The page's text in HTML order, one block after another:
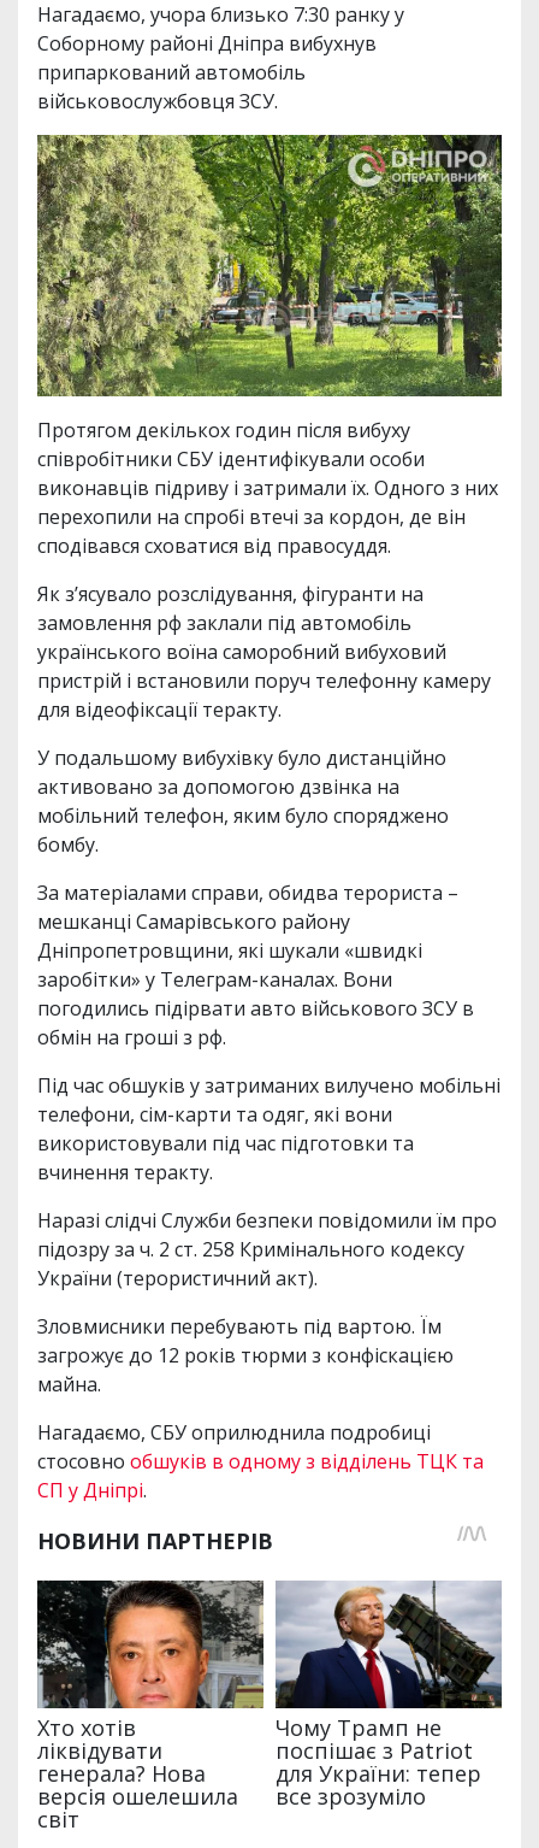
Нагадаємо, учора близько 7:30 ранку у
Соборному районі Дніпра вибухнув
припаркований автомобіль
військовослужбовця ЗСУ.
Протягом декількох годин після вибуху
співробітники СБУ ідентифікували особи
виконавців підриву і затримали їх. Одного з них
перехопили на спробі втечі за кордон, де він
сподівався сховатися від правосуддя.
Як з’ясувало розслідування, фігуранти на
замовлення рф заклали під автомобіль
українського воїна саморобний вибуховий
пристрій і встановили поруч телефонну камеру
для відеофіксації теракту.
У подальшому вибухівку було дистанційно
активовано за допомогою дзвінка на
мобільний телефон, яким було споряджено
бомбу.
За матеріалами справи, обидва терориста –
мешканці Самарівського району
Дніпропетровщини, які шукали «швидкі
заробітки» у Телеграм-каналах. Вони
погодились підірвати авто військового ЗСУ в
обмін на гроші з рф.
Під час обшуків у затриманих вилучено мобільні
телефони, сім-карти та одяг, які вони
використовували під час підготовки та
вчинення теракту.
Наразі слідчі Служби безпеки повідомили їм про
підозру за ч. 2 ст. 258 Кримінального кодексу
України (терористичний акт).
Зловмисники перебувають під вартою. Їм
загрожує до 12 років тюрми з конфіскацією
майна.
Нагадаємо, СБУ оприлюднила подробиці
стосовно обшуків в одному з відділень ТЦК та
СП у Дніпрі.